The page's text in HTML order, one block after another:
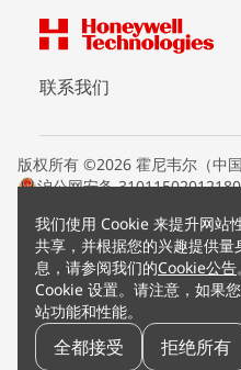
我们使用 Cookie 来提升网站
共享，并根据您的兴趣提供
息，请参阅我们的Cookie公告
Cookie 设置。请注意，如果
站功能和性能。
全都接受 拒绝所有
联系我们
版权所有 ©2026 霍尼韦尔（中
沪公网安备
条款条约
隐私声明
您的隐私选项
霍尼韦尔科技Cookie通知
退订
漏洞报告